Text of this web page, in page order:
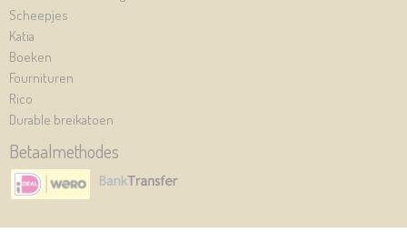
Scheepjes
Katia
Boeken
Fournituren
Rico
Durable breikatoen
Betaalmethodes